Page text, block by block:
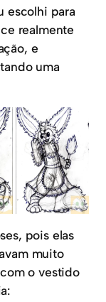
escolhi para
realmente
e
uma
pois elas
muito
o vestido